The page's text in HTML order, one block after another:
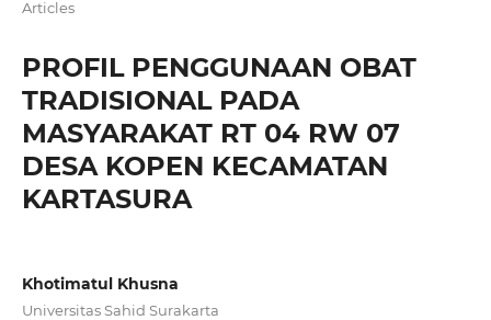
Articles
PROFIL PENGGUNAAN OBAT
TRADISIONAL PADA
MASYARAKAT RT 04 RW 07
DESA KOPEN KECAMATAN
KARTASURA
Khotimatul Khusna
Universitas Sahid Surakarta